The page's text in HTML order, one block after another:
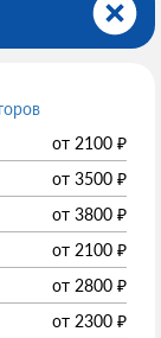
от 2100 ₽
от 3500 ₽
от 3800 ₽
от 2100 ₽
от 2800 ₽
от 2300 ₽